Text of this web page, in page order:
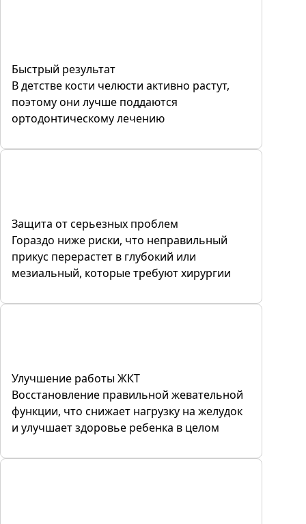
Быстрый результат
В детстве кости челюсти активно растут,
поэтому они лучше поддаются
ортодонтическому лечению
Защита от серьезных проблем
Гораздо ниже риски, что неправильный
прикус перерастет в глубокий или
мезиальный, которые требуют хирургии
Улучшение работы ЖКТ
Восстановление правильной жевательной
функции, что снижает нагрузку на желудок
и улучшает здоровье ребенка в целом